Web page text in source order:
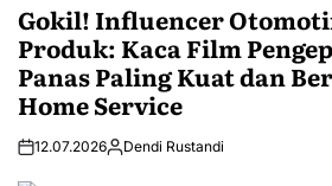
Gokil! Influencer
Produk: Kaca Film
Panas Paling Kuat dan
Home Service
12.07.2026 Dendi Rustandi